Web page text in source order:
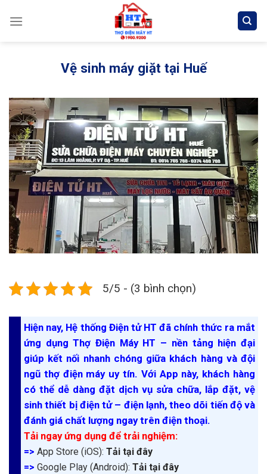
Vệ sinh máy giặt tại Huế
5/5 - (3 bình chọn)
Hiện nay, Hệ thống Điện tử HT đã chính thức ra mắt
ứng dụng Thợ Điện Máy HT – nền tảng hiện đại
giúp kết nối nhanh chóng giữa khách hàng và đội
ngũ thợ điện máy uy tín. Với App này, khách hàng
có thể dễ dàng đặt dịch vụ sửa chữa, lắp đặt, vệ
sinh thiết bị điện tử – điện lạnh, theo dõi tiến độ và
đánh giá chất lượng ngay trên điện thoại.
Tải ngay ứng dụng để trải nghiệm:
=> App Store (iOS): Tải tại đây
=> Google Play (Android): Tải tại đây